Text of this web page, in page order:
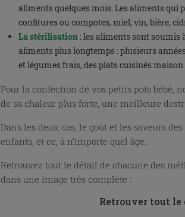
aliments quelques mois. Les aliments qui
confitures ou compotes, miel, vin, bière,
La stérilisation : les aliments sont soumis
aliments plus longtemps : plusieurs
et légumes frais, des plats cuisinés
Pour la confection de vos petits pots bébé,
de sa chaleur plus forte, une meilleure
Dans les deux cas, le goût et les saveurs
enfants, et ce, à n’importe quel âge.
Retrouvez tout le détail de chacune des
dans une image très complète :
Retrouver tout le